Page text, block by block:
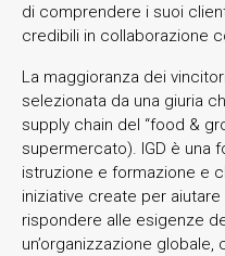
di comprendere i suoi
credibili in collaborazione
La maggioranza dei
selezionata da una giuria
supply chain del “food &
supermercato). IGD è una
istruzione e formazione e
iniziative create per
rispondere alle esigenze
un’organizzazione